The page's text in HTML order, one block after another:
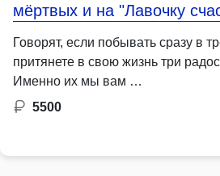
мёртвых и на "Лавочку
Говорят, если побывать сразу в
притянете в свою жизнь три
Именно их мы вам …
5500